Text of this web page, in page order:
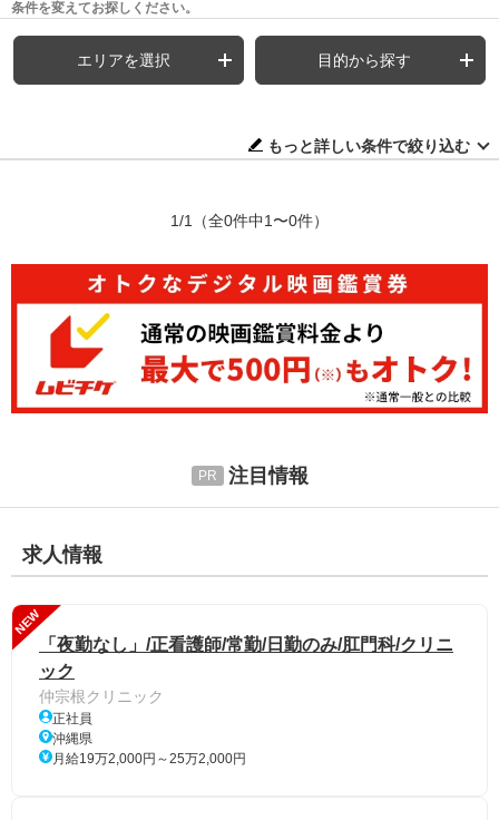
条件を変えてお探しください。
エリアを選択 目的から探す
もっと詳しい条件で絞り込む
1/1 （全0件中1〜0件）
注目情報
求人情報
NEW
「夜勤なし」/正看護師/常勤/日勤のみ/肛門科/クリニ
ック
仲宗根クリニック
正社員
沖縄県
月給19万2,000円～25万2,000円